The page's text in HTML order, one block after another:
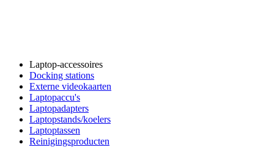
Laptop-accessoires
Docking stations
Externe videokaarten
Laptopaccu's
Laptopadapters
Laptopstands/koelers
Laptoptassen
Reinigingsproducten